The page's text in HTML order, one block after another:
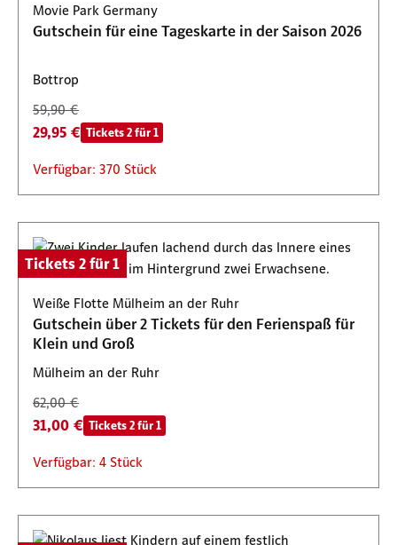
Movie Park Germany
Gutschein für eine Tageskarte in der Saison 2026
Bottrop
59,90 €
29,95 € Tickets 2 für 1
Verfügbar: 370 Stück
Tickets 2 für 1
Weiße Flotte Mülheim an der Ruhr
Gutschein über 2 Tickets für den Ferienspaß für
Klein und Groß
Mülheim an der Ruhr
62,00 €
31,00 € Tickets 2 für 1
Verfügbar: 4 Stück